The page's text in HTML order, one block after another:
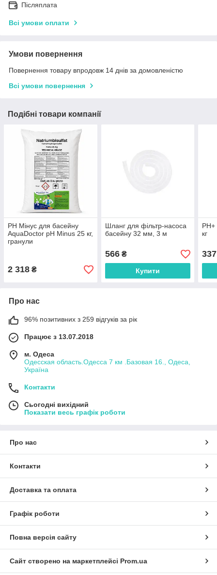
Післяплата
Всі умови оплати
Умови повернення
Повернення товару впродовж 14 днів за домовленістю
Всі умови повернення
Подібні товари компанії
PH Мінус для басейну
AquaDoctor pH Minus 25 кг,
гранули
2 318 ₴
Шланг для фільтр-насоса
басейну 32 мм, 3 м
566₴
Купити
кг
337
Про нас
96% позитивних з 259 відгуків за рік
Працює з 13.07.2018
м. Одеса
Одесская область.Одесса 7 км .Базовая 16., Одеса,
Україна
Контакти
Сьогодні вихідний
Показати весь графік роботи
Про нас
Контакти
Доставка та оплата
Графік роботи
Повна версія сайту
Сайт створено на маркетплейсі Prom.ua